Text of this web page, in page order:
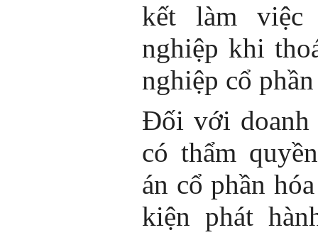
kết làm việc
nghiệp khi
nghiệp cổ
Đối với doanh
có thẩm
án cổ phần
kiện phát